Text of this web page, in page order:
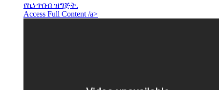
የኪነጥበብ ዝግጅት.
Access Full Content /a>